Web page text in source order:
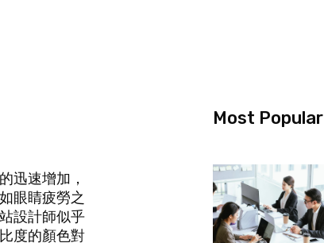
迅速增加，
眼睛疲勞之
設計師似乎
度的顏色對
Most Popular